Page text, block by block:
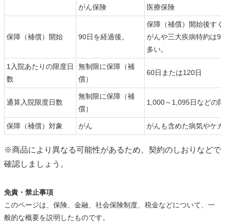
がん保険 医療保険
保障（補償）開始 90日を経過後。
保障（補償）開始後す
がんや三大疾病特約は
多い。
1入院あたりの限度日
数
無制限に保障（補
償）
60日または120日
通算入院限度日数
無制限に保障（補
償）
1,000～1,095日などの
保障（補償）対象 がん がんも含めた病気やケガ
※商品により異なる可能性があるため、契約のしおりなどで
確認しましょう。
免責・禁止事項
このページは、保険、金融、社会保険制度、税金などについて、一
般的な概要を説明したものです。